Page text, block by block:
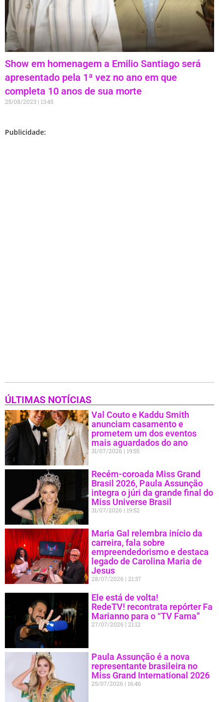
Show em homenagem a Emilio Santiago será
apresentado pela 1ª vez no ano em que
completa 10 anos de sua morte
25/08/2023 13:45
Publicidade:
ÚLTIMAS NOTÍCIAS
Val Couto e Kaddu Smith
anunciam casamento e
prometem um dos eventos
mais aguardados do ano
31/07/2026 19:55
Recém-coroada Miss Grand
Brasil 2026, Paula Assunção
integra o júri da grande final do
Miss Universe Brasil
31/07/2026 19:52
Maria Gal relembra início da
carreira, fala sobre
empreendedorismo e destaca
legado de Carolina Maria de
Jesus
28/07/2026 21:37
Ele está de volta!
RedeTV! recontrata repórter Fa
Marianno para o “TV Fama”
27/07/2026 21:12
Paula Assunção é a nova
representante brasileira no
Miss Grand International 2026
25/07/2026 16:46